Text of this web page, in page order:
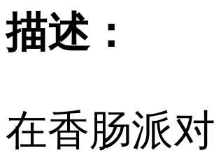
描述：
在香肠派